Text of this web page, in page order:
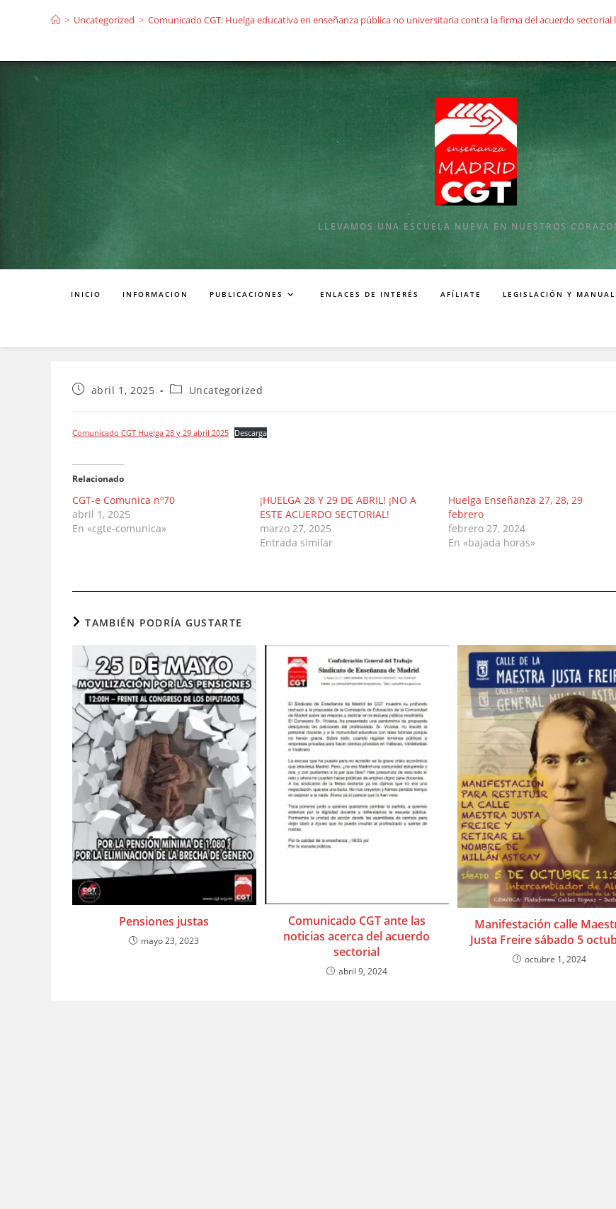
> Uncategorized > Comunicado CGT: Huelga educativa en enseñanza pública no universitaria contra la firma del acuerdo sectorial
LLEVAMOS UNA ESCUELA NUEVA EN NUESTROS
INICIO INFORMACION PUBLICACIONES ENLACES DE INTERÉS AFÍLIATE LEGISLACIÓN Y
Publicación
entrada:
abril 1, 2025
Categoría
entrada:
Uncategorized
Comunicado CGT Huelga 28 y 29 abril 2025 Descarga
Relacionado
CGT-e Comunica nº70
abril 1, 2025
En «cgte-comunica»
¡HUELGA 28 Y 29 DE ABRIL! ¡NO A
ESTE ACUERDO SECTORIAL!
marzo 27, 2025
Entrada similar
Huelga Enseñanza 27, 28, 29
febrero
febrero 27, 2024
En «bajada horas»
TAMBIÉN PODRÍA GUSTARTE
Pensiones justas
mayo 23, 2023
Comunicado CGT ante las
noticias acerca del acuerdo
sectorial
abril 9, 2024
Manifestación calle
Justa Freire sábado 5
octubre 1, 2024